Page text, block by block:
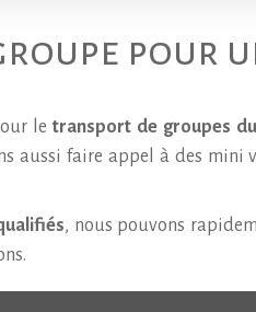
pour
letransport de groupes
aussi faire appel à des mini
, nous pouvons